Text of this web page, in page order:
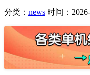
分类： news 时间：